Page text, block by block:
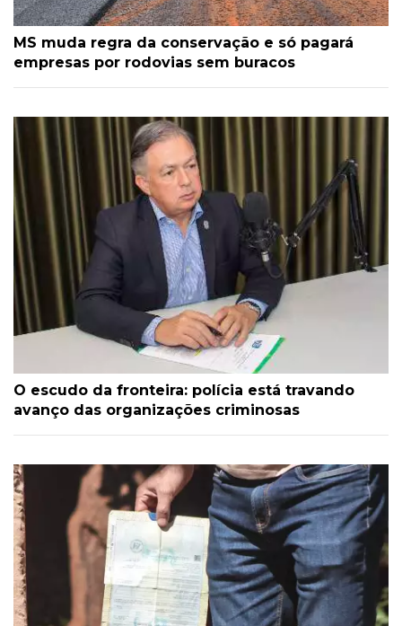
MS muda regra da conservação e só pagará
empresas por rodovias sem buracos
O escudo da fronteira: polícia está travando
avanço das organizações criminosas